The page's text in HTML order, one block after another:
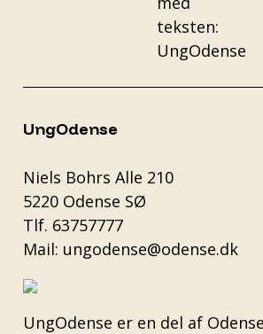
UngOdense
Niels Bohrs Alle 210
5220 Odense SØ
Tlf. 63757777
Mail: ungodense@odense.dk
UngOdense er en del af